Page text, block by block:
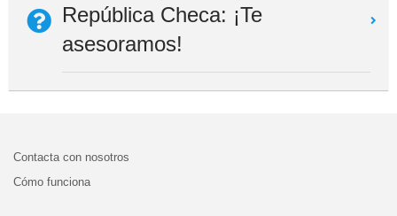
República Checa: ¡Te
asesoramos!
Contacta con nosotros
Cómo funciona